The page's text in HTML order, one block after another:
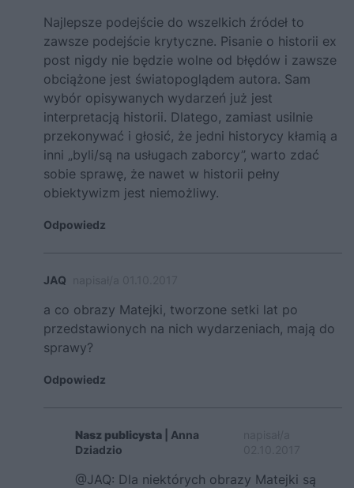
Najlepsze podejście do wszelkich źródeł to
zawsze podejście krytyczne. Pisanie o historii ex
post nigdy nie będzie wolne od błędów i zawsze
obciążone jest światopoglądem autora. Sam
wybór opisywanych wydarzeń już jest
interpretacją historii. Dlatego, zamiast usilnie
przekonywać i głosić, że jedni historycy kłamią a
inni „byli/są na usługach zaborcy”, warto zdać
sobie sprawę, że nawet w historii pełny
obiektywizm jest niemożliwy.
Odpowiedz
JAQ
a co obrazy Matejki, tworzone setki lat po
przedstawionych na nich wydarzeniach, mają do
sprawy?
Odpowiedz
Nasz publicysta | Anna
Dziadzio
@JAQ: Dla niektórych obrazy Matejki są